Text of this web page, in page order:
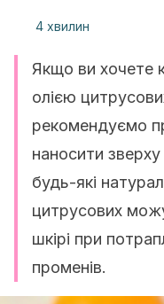
4 хвилин
Якщо ви хочете
олією
рекомендуємо
наносити
будь-які
цитрусових
шкірі при
променів.